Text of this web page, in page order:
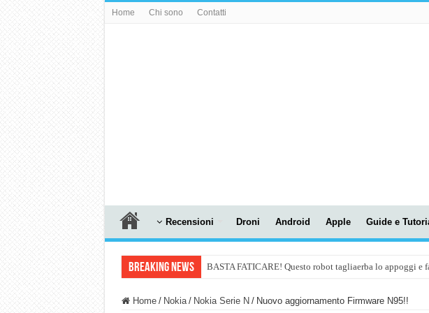
Home Chi sono Contatti
Recensioni Droni Android Apple Guide e
Breaking News BASTA FATICARE! Questo robot tagliaerba lo appoggi e
Home / Nokia / Nokia Serie N / Nuovo aggiornamento Firmware N95!!